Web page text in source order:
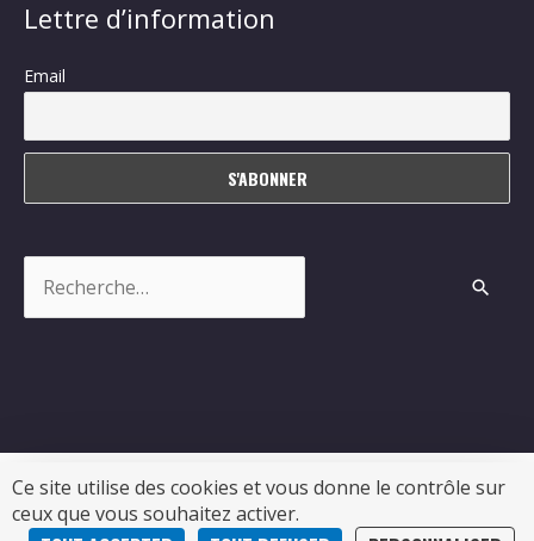
Ce site utilise des cookies et vous donne le contrôle sur
ceux que vous souhaitez activer.
Lettre d’information
Email
Copyright © 2026Sablonceaux| Propulsé par Soluris